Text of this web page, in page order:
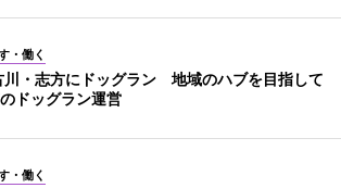
・働く
川・志方にドッグラン 地域のハブを目指して
ドッグラン運営
・働く